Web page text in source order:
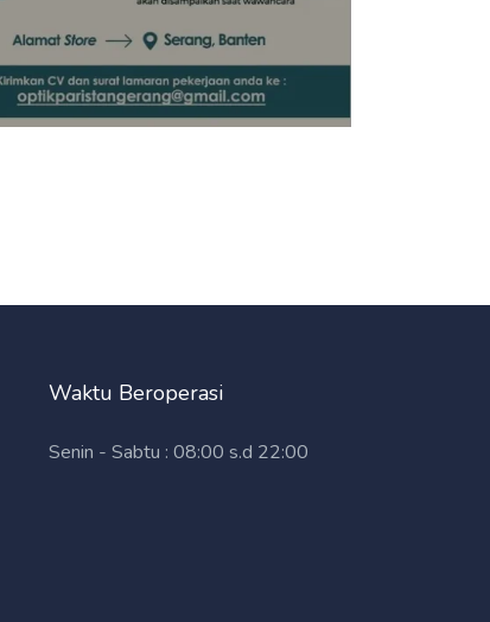
Waktu Beroperasi
Senin - Sabtu : 08:00 s.d 22:00